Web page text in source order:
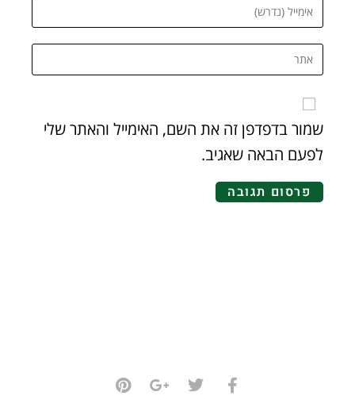
שמור בדפדפן זה את השם, האימייל והאתר שלי
לפעם הבאה שאגיב.